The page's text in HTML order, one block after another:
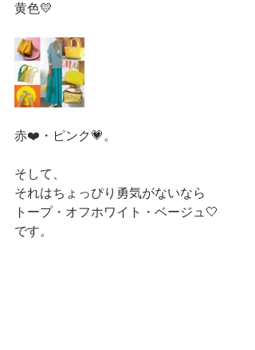
黄色💛
赤❤️・ピンク💗。
そして、
それはちょっぴり勇気がないなら
トープ・オフホワイト・ベージュ🤍
です。